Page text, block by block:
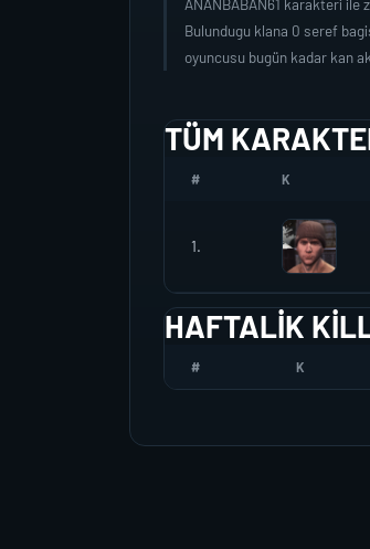
ANANBABAN61 karakteri
Bulundugu klana 0 seref
oyuncusu bugün kadar kan
TÜM
# K
1.
HAFTALIK
# K